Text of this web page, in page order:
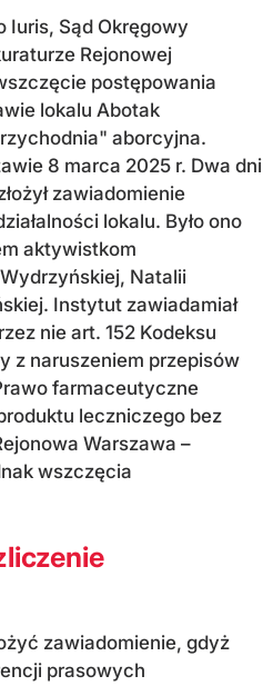
Iuris, Sąd Okręgowy
Rejonowej
postępowania
lokalu Abotak
aborcyjna.
8 marca 2025 r. Dwa dni
zawiadomienie
lokalu. Było ono
aktywistkom
Natalii
Instytut zawiadamiał
nie art. 152 Kodeksu
z naruszeniem przepisów
farmaceutyczne
leczniczego bez
Warszawa –
wszczęcia
zawiadomienie, gdyż
prasowych